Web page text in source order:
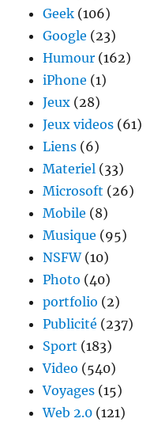
Geek (106)
Google (23)
Humour (162)
iPhone (1)
Jeux (28)
Jeux videos (61)
Liens (6)
Materiel (33)
Microsoft (26)
Mobile (8)
Musique (95)
NSFW(10)
Photo (40)
portfolio (2)
Publicité (237)
Sport (183)
Video (540)
Voyages (15)
Web 2.0 (121)